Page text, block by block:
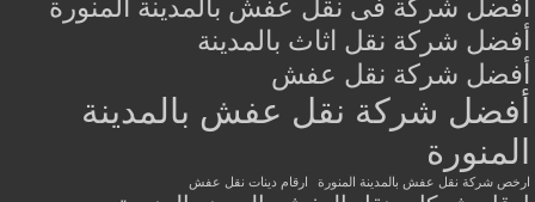
أفضل شركة فى نقل عفش بالمدينة المنورة
أفضل شركة نقل اثاث بالمدينة
أفضل شركة نقل عفش
أفضل شركة نقل عفش بالمدينة
المنورة
ارخص شركة نقل عفش بالمدينة المنورة ارقام دينات نقل عفش